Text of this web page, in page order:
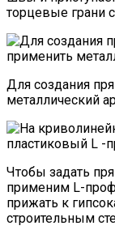
торцевые грани
Для создания
металлический
Чтобы задать
применим L-
прижать к
строительным